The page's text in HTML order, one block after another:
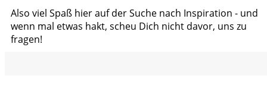
Also viel Spaß hier auf der Suche nach Inspiration - und
wenn mal etwas hakt, scheu Dich nicht davor, uns zu
fragen!